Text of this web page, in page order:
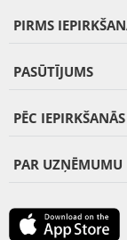
PIRMS
PASŪTĪJUMS
PĒC IEPIRKŠANĀS
PAR UZŅĒMUMU